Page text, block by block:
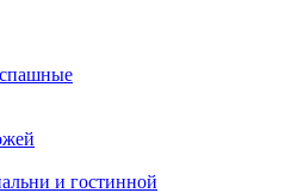
и гостинной